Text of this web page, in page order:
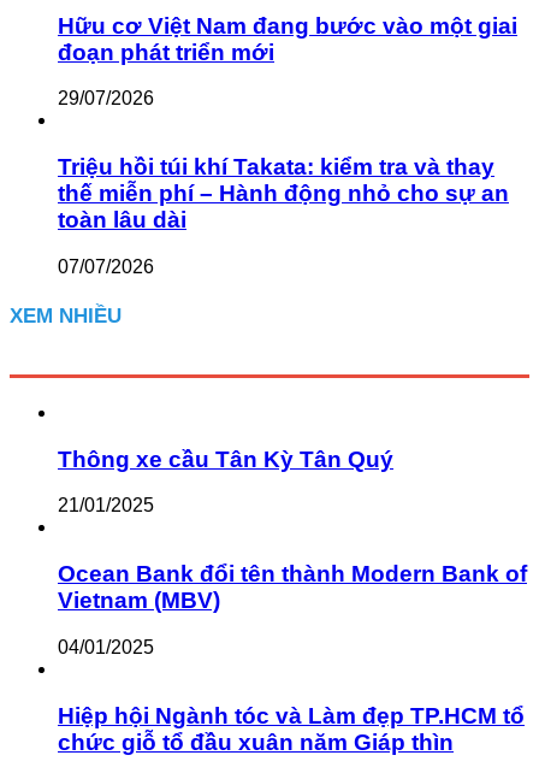
Hữu cơ Việt Nam đang bước vào một giai
đoạn phát triển mới
29/07/2026
Triệu hồi túi khí Takata: kiểm tra và thay
thế miễn phí – Hành động nhỏ cho sự an
toàn lâu dài
07/07/2026
XEM NHIỀU
Thông xe cầu Tân Kỳ Tân Quý
21/01/2025
Ocean Bank đổi tên thành Modern Bank of
Vietnam (MBV)
04/01/2025
Hiệp hội Ngành tóc và Làm đẹp TP.HCM tổ
chức giỗ tổ đầu xuân năm Giáp thìn